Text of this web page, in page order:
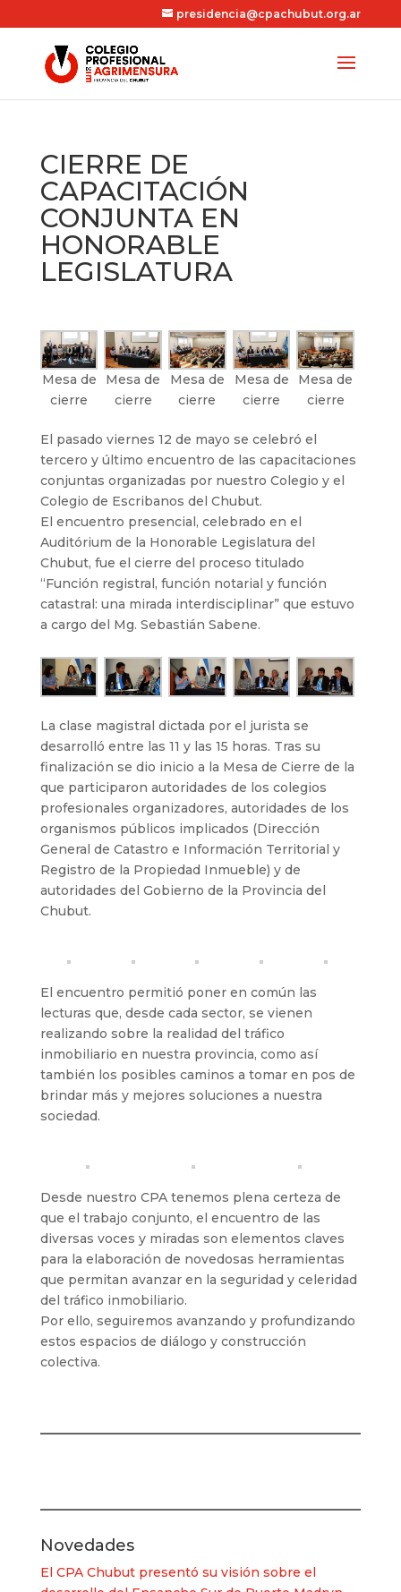
presidencia@cpachubut.org.ar
CIERRE DE
CAPACITACIÓN
CONJUNTA EN
HONORABLE
LEGISLATURA
Mesa de
cierre
Mesa de
cierre
Mesa de
cierre
Mesa de
cierre
Mesa de
cierre
El pasado viernes 12 de mayo se celebró el
tercero y último encuentro de las capacitaciones
conjuntas organizadas por nuestro Colegio y el
Colegio de Escribanos del Chubut.
El encuentro presencial, celebrado en el
Auditórium de la Honorable Legislatura del
Chubut, fue el cierre del proceso titulado
“Función registral, función notarial y función
catastral: una mirada interdisciplinar” que estuvo
a cargo del Mg. Sebastián Sabene.
La clase magistral dictada por el jurista se
desarrolló entre las 11 y las 15 horas. Tras su
finalización se dio inicio a la Mesa de Cierre de la
que participaron autoridades de los colegios
profesionales organizadores, autoridades de los
organismos públicos implicados (Dirección
General de Catastro e Información Territorial y
Registro de la Propiedad Inmueble) y de
autoridades del Gobierno de la Provincia del
Chubut.
El encuentro permitió poner en común las
lecturas que, desde cada sector, se vienen
realizando sobre la realidad del tráfico
inmobiliario en nuestra provincia, como así
también los posibles caminos a tomar en pos de
brindar más y mejores soluciones a nuestra
sociedad.
Desde nuestro CPA tenemos plena certeza de
que el trabajo conjunto, el encuentro de las
diversas voces y miradas son elementos claves
para la elaboración de novedosas herramientas
que permitan avanzar en la seguridad y celeridad
del tráfico inmobiliario.
Por ello, seguiremos avanzando y profundizando
estos espacios de diálogo y construcción
colectiva.
Novedades
El CPA Chubut presentó su visión sobre el